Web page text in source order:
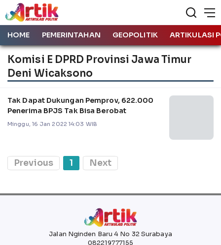
HOME PEMERINTAHAN GEOPOLITIK ARTIKULASI
Komisi E DPRD Provinsi Jawa Timur
Deni Wicaksono
Tak Dapat Dukungan Pemprov, 622.000
Penerima BPJS Tak Bisa Berobat
Minggu, 16 Jan 2022 14:03 WIB
Previous 1 Next
Jalan Nginden Baru 4 No 32 Surabaya
082219777155